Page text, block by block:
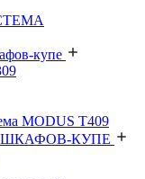
купе
MODUS T409
КУПЕ